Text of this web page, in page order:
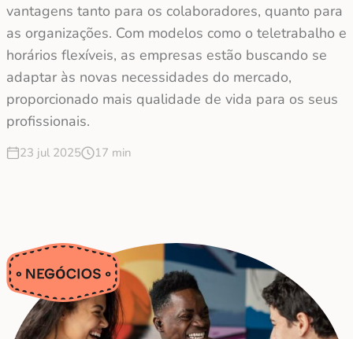
vantagens tanto para os colaboradores, quanto para
as organizações. Com modelos como o teletrabalho e
horários flexíveis, as empresas estão buscando se
adaptar às novas necessidades do mercado,
proporcionado mais qualidade de vida para os seus
profissionais.
23 jul 2025 17 min